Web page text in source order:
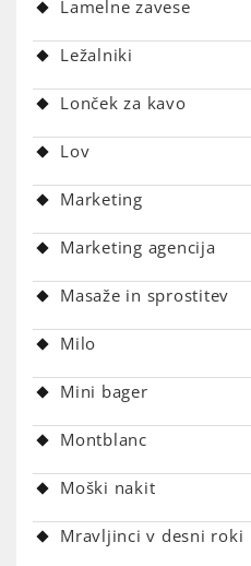
Lamelne zavese
Ležalniki
Lonček za kavo
Lov
Marketing
Marketing agencija
Masaže in sprostitev
Milo
Mini bager
Montblanc
Moški nakit
Mravljinci v desni roki